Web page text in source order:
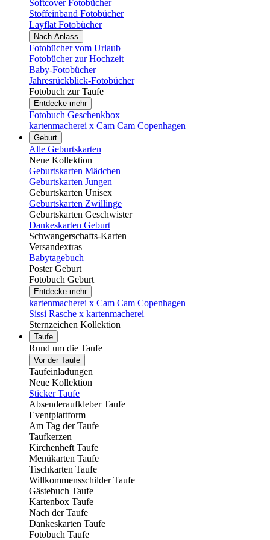
Softcover Fotobücher
Stoffeinband Fotobücher
Layflat Fotobücher
Nach Anlass
Fotobücher vom Urlaub
Fotobücher zur Hochzeit
Baby-Fotobücher
Jahresrückblick-Fotobücher
Fotobuch zur Taufe
Entdecke mehr
Fotobuch Geschenkbox
kartenmacherei x Cam Cam Copenhagen
Geburt
Alle Geburtskarten
Neue Kollektion
Geburtskarten Mädchen
Geburtskarten Jungen
Geburtskarten Unisex
Geburtskarten Zwillinge
Geburtskarten Geschwister
Dankeskarten Geburt
Schwangerschafts-Karten
Versandextras
Babytagebuch
Poster Geburt
Fotobuch Geburt
Entdecke mehr
kartenmacherei x Cam Cam Copenhagen
Sissi Rasche x kartenmacherei
Sternzeichen Kollektion
Taufe
Rund um die Taufe
Vor der Taufe
Taufeinladungen
Neue Kollektion
Sticker Taufe
Absenderaufkleber Taufe
Eventplattform
Am Tag der Taufe
Taufkerzen
Kirchenheft Taufe
Menükarten Taufe
Tischkarten Taufe
Willkommensschilder Taufe
Gästebuch Taufe
Kartenbox Taufe
Nach der Taufe
Dankeskarten Taufe
Fotobuch Taufe